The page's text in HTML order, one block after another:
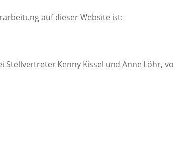
auf dieser Website ist:
Stellvertreter Kenny Kissel und Anne Löhr,